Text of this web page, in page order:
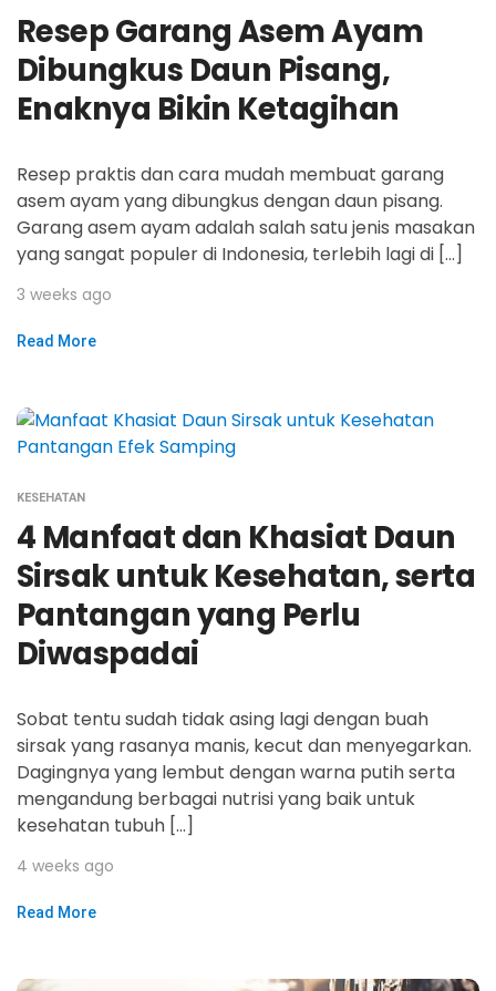
Resep Garang Asem Ayam
Dibungkus Daun Pisang,
Enaknya Bikin Ketagihan
Resep praktis dan cara mudah membuat garang
asem ayam yang dibungkus dengan daun pisang.
Garang asem ayam adalah salah satu jenis masakan
yang sangat populer di Indonesia, terlebih lagi di […]
3 weeks ago
Read More
KESEHATAN
4 Manfaat dan Khasiat Daun
Sirsak untuk Kesehatan, serta
Pantangan yang Perlu
Diwaspadai
Sobat tentu sudah tidak asing lagi dengan buah
sirsak yang rasanya manis, kecut dan menyegarkan.
Dagingnya yang lembut dengan warna putih serta
mengandung berbagai nutrisi yang baik untuk
kesehatan tubuh […]
4 weeks ago
Read More